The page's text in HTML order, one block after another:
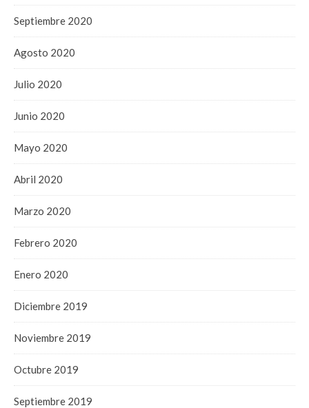
Septiembre 2020
Agosto 2020
Julio 2020
Junio 2020
Mayo 2020
Abril 2020
Marzo 2020
Febrero 2020
Enero 2020
Diciembre 2019
Noviembre 2019
Octubre 2019
Septiembre 2019